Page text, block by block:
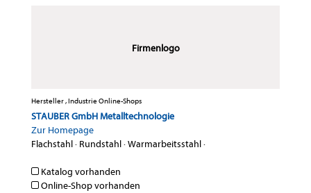
Firmenlogo
Hersteller , Industrie Online-Shops
STAUBER GmbH Metalltechnologie
Zur Homepage
Flachstahl· Rundstahl·Warmarbeitsstahl·
Katalog vorhanden
Online-Shop vorhanden